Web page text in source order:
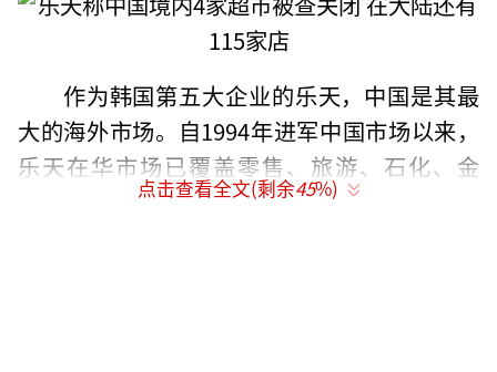
作为韩国第五大企业的乐天，中国是其最
大的海外市场。自1994年进军中国市场以来，
乐天在华市场已覆盖零售、旅游、石化、金
融、制造、食品、建设、服务等多个领域。
点击查看全文(剩余45%)